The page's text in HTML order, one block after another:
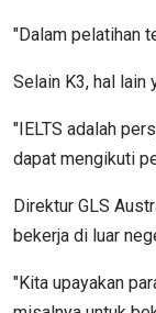
"Dalam pelatihan
Selain K3, hal lain
"IELTS adalah
dapat mengikuti
Direktur GLS
bekerja di luar
"Kita upayakan